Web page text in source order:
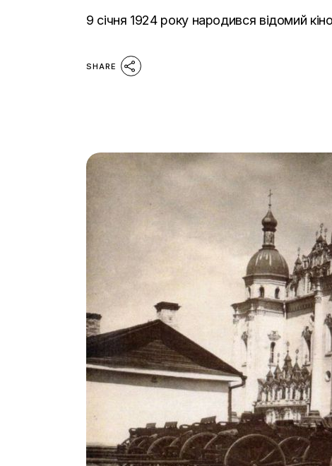
9 січня 1924 року народився відомий
SHARE